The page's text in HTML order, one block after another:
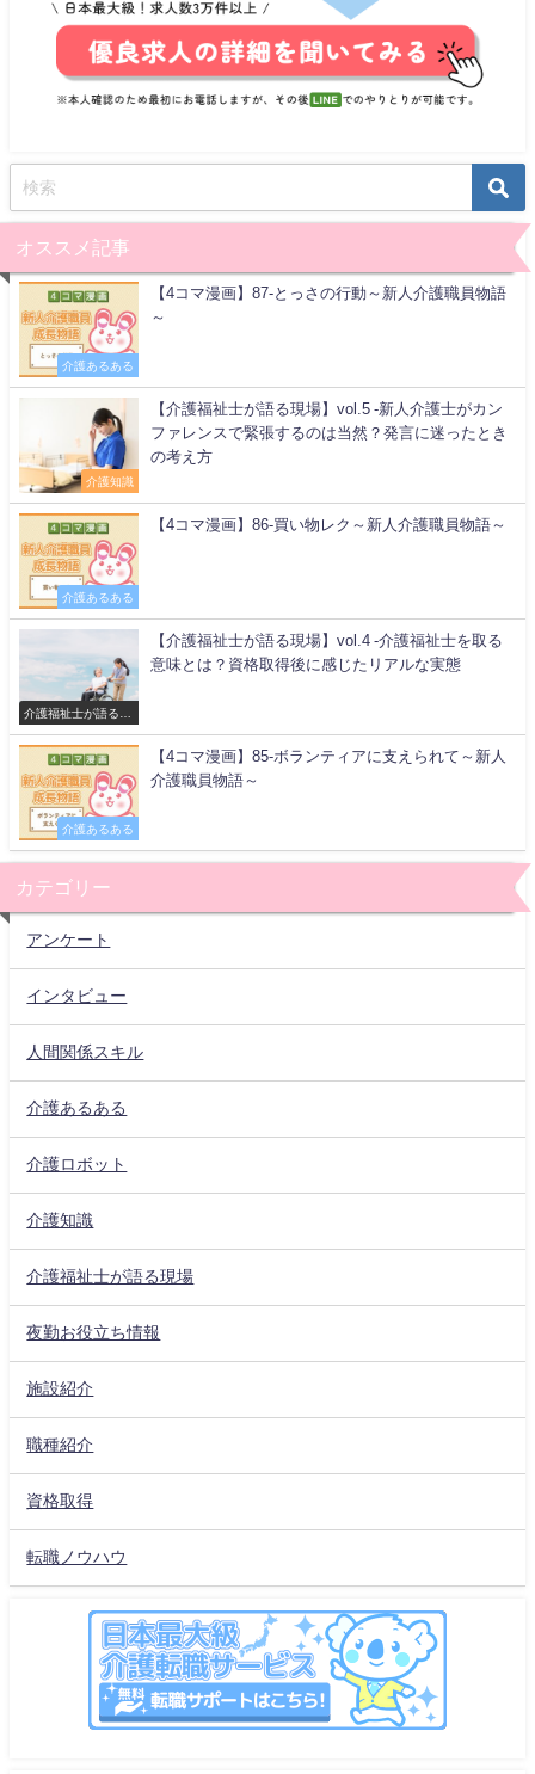
オススメ記事
介護あるある
【4コマ漫画】87-とっさの行動～新人介護職員物語
～
介護知識
【介護福祉士が語る現場】vol.5 -新人介護士がカン
ファレンスで緊張するのは当然？発言に迷ったとき
の考え方
介護あるある
【4コマ漫画】86-買い物レク～新人介護職員物語～
介護福祉士が語る現
場
【介護福祉士が語る現場】vol.4 -介護福祉士を取る
意味とは？資格取得後に感じたリアルな実態
介護あるある
【4コマ漫画】85-ボランティアに支えられて～新人
介護職員物語～
カテゴリー
アンケート
インタビュー
人間関係スキル
介護あるある
介護ロボット
介護知識
介護福祉士が語る現場
夜勤お役立ち情報
施設紹介
職種紹介
資格取得
転職ノウハウ